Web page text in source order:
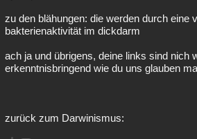
zu den blähungen: die werden durch eine
bakterienaktivität im dickdarm
ach ja und übrigens, deine links sind nich
erkenntnisbringend wie du uns glauben
zurück zum Darwinismus: